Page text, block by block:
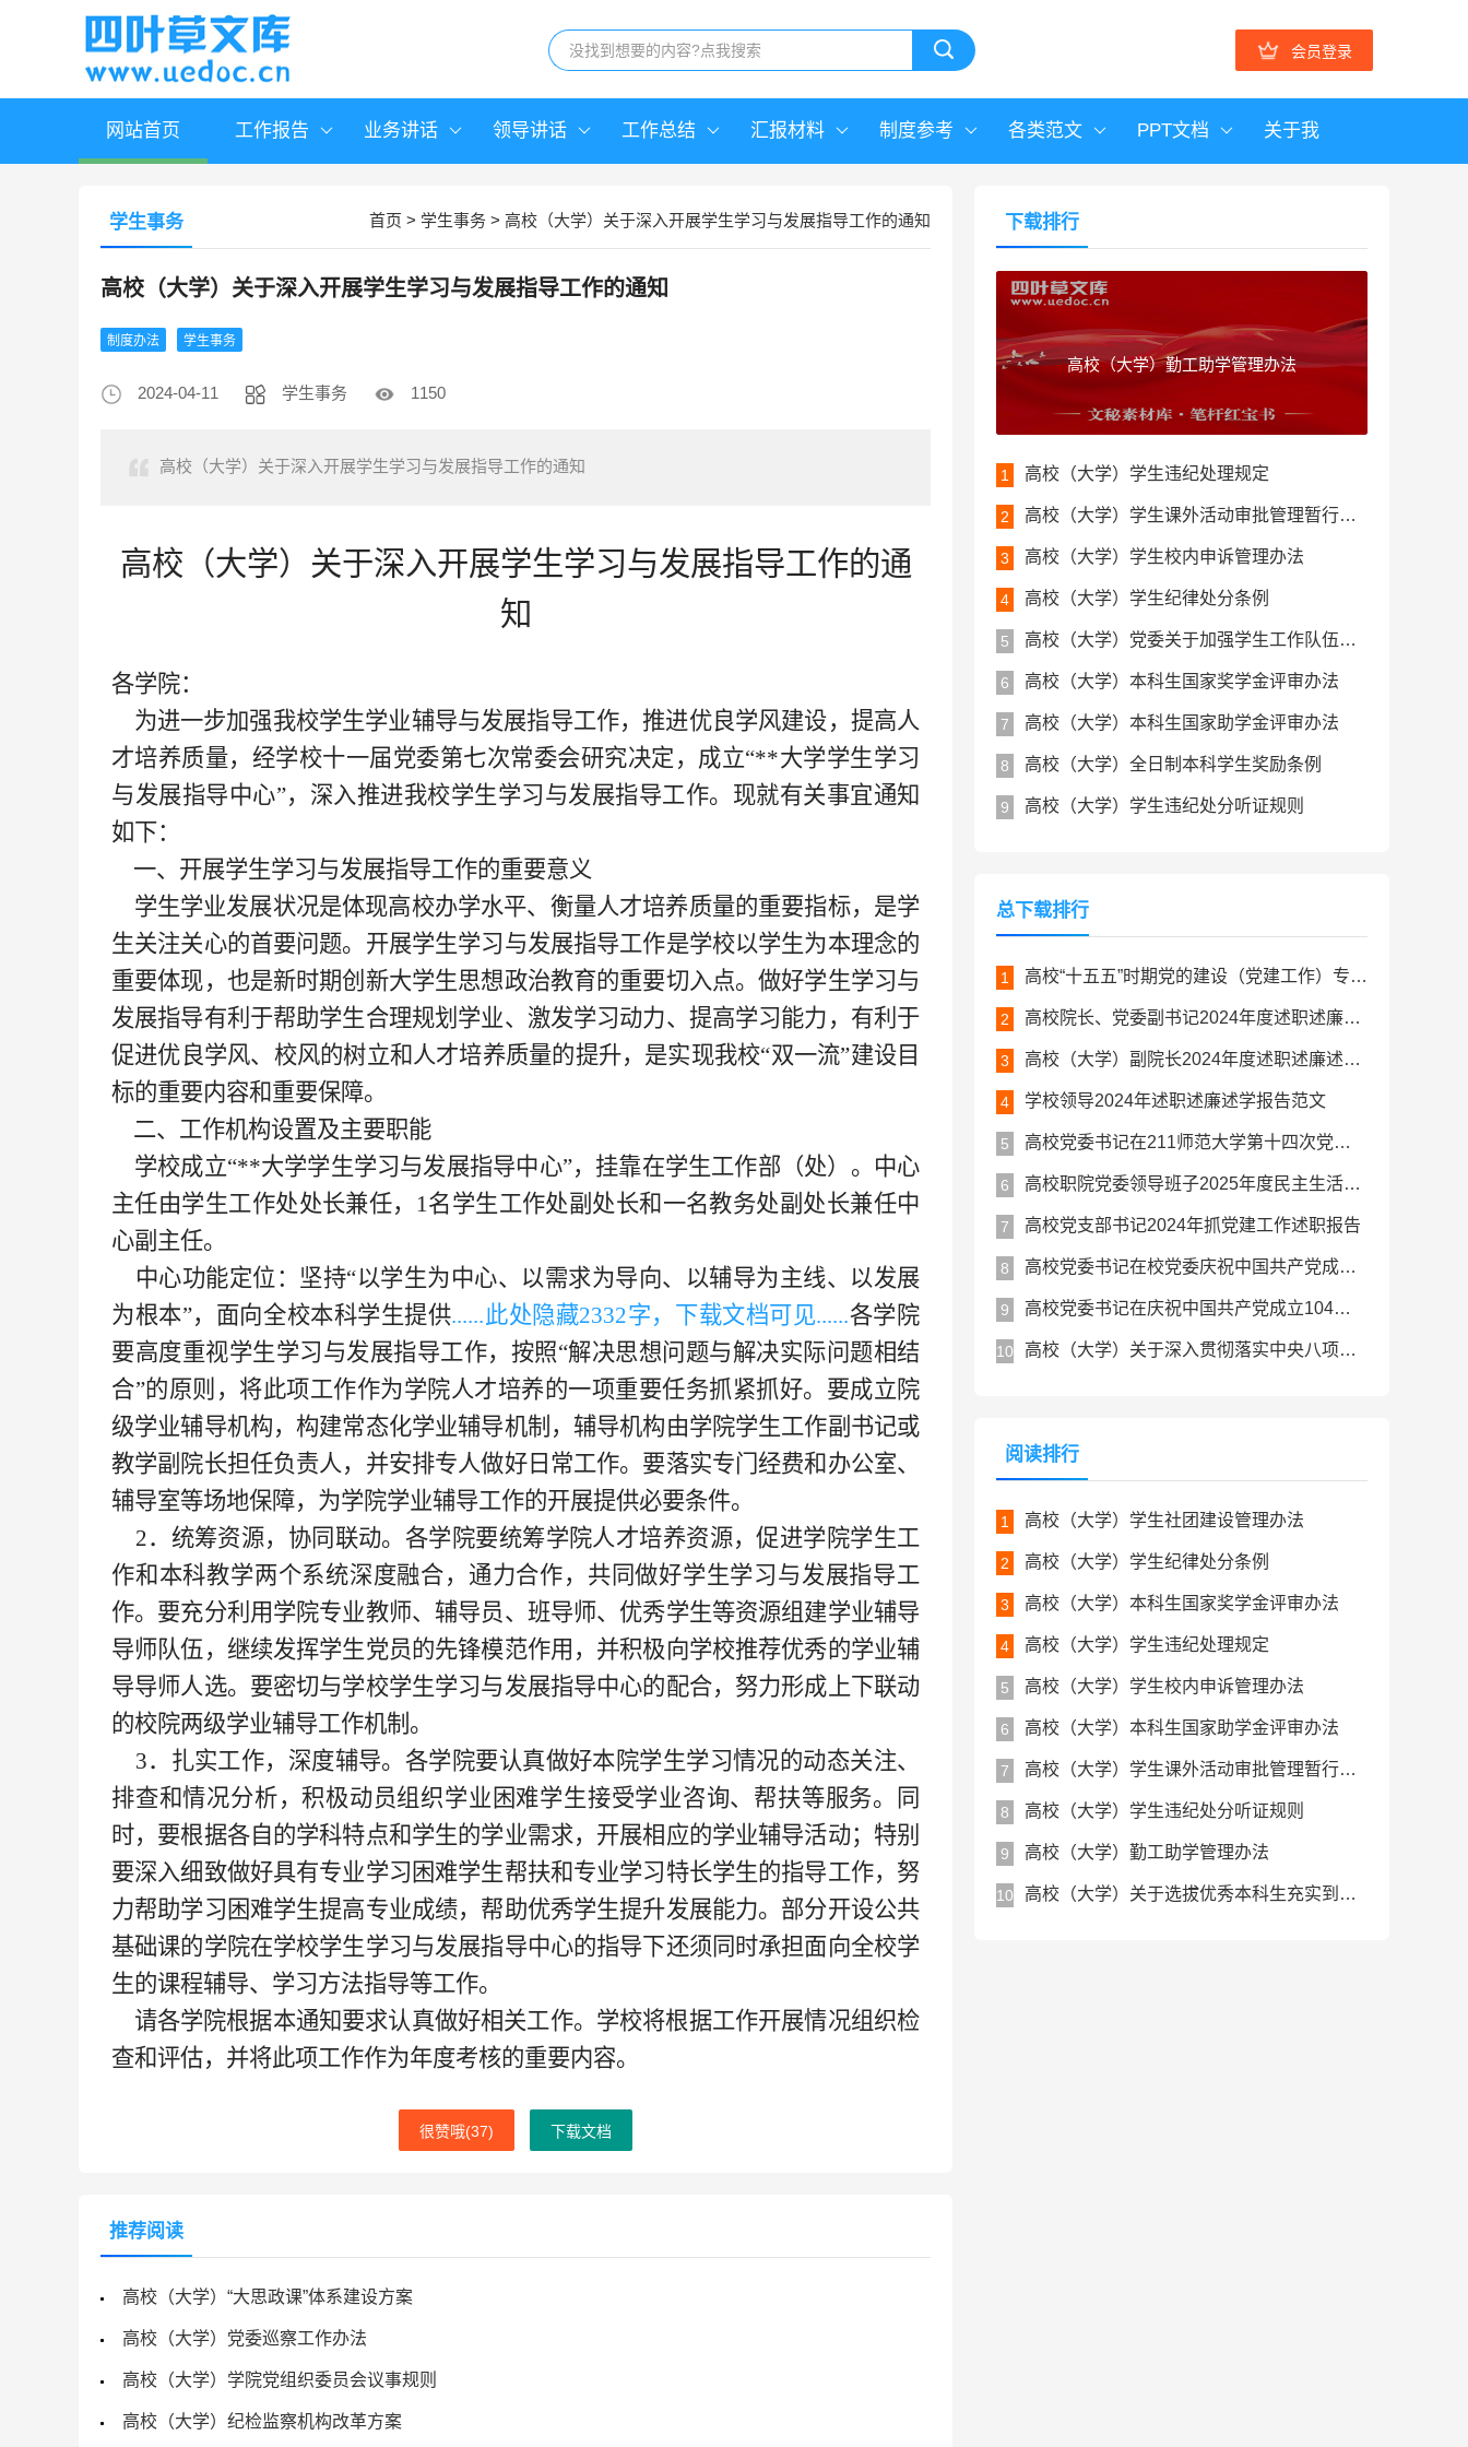
会员登录
网站首页 工作报告 业务讲话 领导讲话 工作总结 汇报材料 制度参考 各类范文 PPT文档 关于我
首页 > 学生事务 > 高校（大学）关于深入开展学生学习与发展指导工作的通知
学生事务
高校（大学）关于深入开展学生学习与发展指导工作的通知
制度办法 学生事务
2024-04-11 学生事务 1150
高校（大学）关于深入开展学生学习与发展指导工作的通知
高校（大学）关于深入开展学生学习与发展指导工作的通
知
各学院：
为进一步加强我校学生学业辅导与发展指导工作，推进优良学风建设，提高人
才培养质量，经学校十一届党委第七次常委会研究决定，成立“**大学学生学习
与发展指导中心”，深入推进我校学生学习与发展指导工作。现就有关事宜通知
如下：
一、开展学生学习与发展指导工作的重要意义
学生学业发展状况是体现高校办学水平、衡量人才培养质量的重要指标，是学
生关注关心的首要问题。开展学生学习与发展指导工作是学校以学生为本理念的
重要体现，也是新时期创新大学生思想政治教育的重要切入点。做好学生学习与
发展指导有利于帮助学生合理规划学业、激发学习动力、提高学习能力，有利于
促进优良学风、校风的树立和人才培养质量的提升，是实现我校“双一流”建设目
标的重要内容和重要保障。
二、工作机构设置及主要职能
学校成立“**大学学生学习与发展指导中心”，挂靠在学生工作部（处）。中心
主任由学生工作处处长兼任，1名学生工作处副处长和一名教务处副处长兼任中
心副主任。
中心功能定位：坚持“以学生为中心、以需求为导向、以辅导为主线、以发展
为根本”，面向全校本科学生提供......此处隐藏2332字，下载文档可见......各学院
要高度重视学生学习与发展指导工作，按照“解决思想问题与解决实际问题相结
合”的原则，将此项工作作为学院人才培养的一项重要任务抓紧抓好。要成立院
级学业辅导机构，构建常态化学业辅导机制，辅导机构由学院学生工作副书记或
教学副院长担任负责人，并安排专人做好日常工作。要落实专门经费和办公室、
辅导室等场地保障，为学院学业辅导工作的开展提供必要条件。
2．统筹资源，协同联动。各学院要统筹学院人才培养资源，促进学院学生工
作和本科教学两个系统深度融合，通力合作，共同做好学生学习与发展指导工
作。要充分利用学院专业教师、辅导员、班导师、优秀学生等资源组建学业辅导
导师队伍，继续发挥学生党员的先锋模范作用，并积极向学校推荐优秀的学业辅
导导师人选。要密切与学校学生学习与发展指导中心的配合，努力形成上下联动
的校院两级学业辅导工作机制。
3．扎实工作，深度辅导。各学院要认真做好本院学生学习情况的动态关注、
排查和情况分析，积极动员组织学业困难学生接受学业咨询、帮扶等服务。同
时，要根据各自的学科特点和学生的学业需求，开展相应的学业辅导活动；特别
要深入细致做好具有专业学习困难学生帮扶和专业学习特长学生的指导工作，努
力帮助学习困难学生提高专业成绩，帮助优秀学生提升发展能力。部分开设公共
基础课的学院在学校学生学习与发展指导中心的指导下还须同时承担面向全校学
生的课程辅导、学习方法指导等工作。
请各学院根据本通知要求认真做好相关工作。学校将根据工作开展情况组织检
查和评估，并将此项工作作为年度考核的重要内容。
很赞哦(37) 下载文档
推荐阅读
高校（大学）“大思政课”体系建设方案
高校（大学）党委巡察工作办法
高校（大学）学院党组织委员会议事规则
高校（大学）纪检监察机构改革方案
下载排行
高校（大学）勤工助学管理办法
1 高校（大学）学生违纪处理规定
2 高校（大学）学生课外活动审批管理暂行规定
3 高校（大学）学生校内申诉管理办法
4 高校（大学）学生纪律处分条例
5 高校（大学）党委关于加强学生工作队伍建设的实施办法
6 高校（大学）本科生国家奖学金评审办法
7 高校（大学）本科生国家助学金评审办法
8 高校（大学）全日制本科学生奖励条例
9 高校（大学）学生违纪处分听证规则
总下载排行
1 高校“十五五”时期党的建设（党建工作）专项规划
2 高校院长、党委副书记2024年度述职述廉述学工作报告
3 高校（大学）副院长2024年度述职述廉述学报告
4 学校领导2024年述职述廉述学报告范文
5 高校党委书记在211师范大学第十四次党代会上的讲话报告
6 高校职院党委领导班子2025年度民主生活会对照检查材料（五个带头）
7 高校党支部书记2024年抓党建工作述职报告
8 高校党委书记在校党委庆祝中国共产党成立104周年暨七一表彰大会上的讲话
9 高校党委书记在庆祝中国共产党成立104周年大会上的讲话
10 高校（大学）关于深入贯彻落实中央八项规定精神学习教育总结评估报告
阅读排行
1 高校（大学）学生社团建设管理办法
2 高校（大学）学生纪律处分条例
3 高校（大学）本科生国家奖学金评审办法
4 高校（大学）学生违纪处理规定
5 高校（大学）学生校内申诉管理办法
6 高校（大学）本科生国家助学金评审办法
7 高校（大学）学生课外活动审批管理暂行规定
8 高校（大学）学生违纪处分听证规则
9 高校（大学）勤工助学管理办法
10 高校（大学）关于选拔优秀本科生充实到学生工作队伍的管理办法